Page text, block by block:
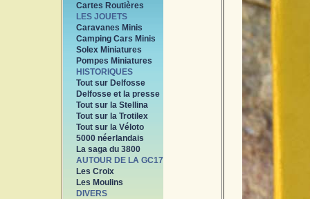
Cartes Routières
LES JOUETS
Caravanes Minis
Camping Cars Minis
Solex Miniatures
Pompes Miniatures
HISTORIQUES
Tout sur Delfosse
Delfosse et la presse
Tout sur la Stellina
Tout sur la Trotilex
Tout sur la Véloto
5000 néerlandais
La saga du 3800
AUTOUR DE LA GC17
Les Croix
Les Moulins
DIVERS